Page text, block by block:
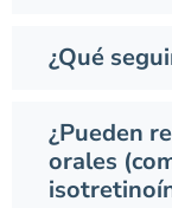
¿Qué
¿Pueden
orales